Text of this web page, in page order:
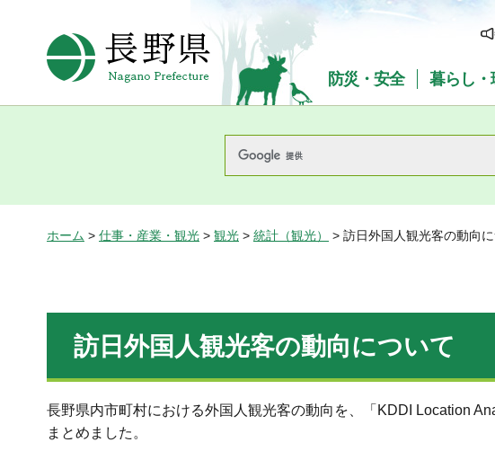
長野県Nagano Prefecture
防災・安全 暮らし・
ホーム > 仕事・産業・観光 > 観光 > 統計（観光） > 訪日外国人観光客の動向
訪日外国人観光客の動向について
長野県内市町村における外国人観光客の動向を、「KDDI Location
まとめました。